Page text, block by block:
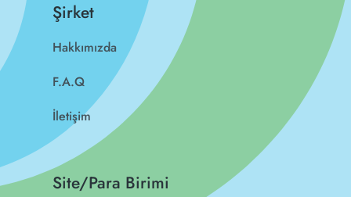
Şirket
Hakkımızda
F.A.Q
İletişim
Site/Para Birimi